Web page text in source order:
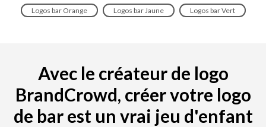
Logos bar Orange Logos bar Jaune Logos bar Vert
Avec le créateur de logo
BrandCrowd, créer votre logo
de bar est un vrai jeu d'enfant